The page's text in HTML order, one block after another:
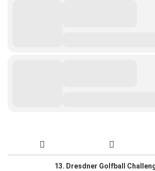
13. Dresdner Golfball